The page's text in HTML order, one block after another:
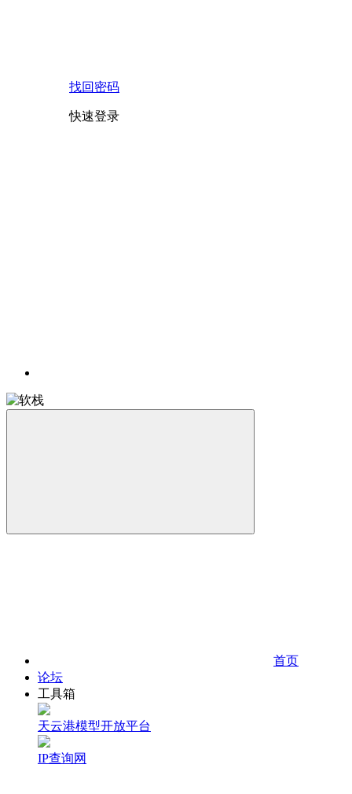
找回密码
快速登录
首页
论坛
工具箱
天云港模型开放平台
IP查询网